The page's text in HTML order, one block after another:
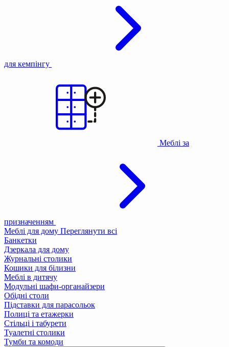
для кемпінгу
Меблі за
призначенням
Меблі для дому Переглянути всі
Банкетки
Дзеркала для дому
Журнальні столики
Кошики для білизни
Меблі в дитячу
Модульні шафи-органайзери
Обідні столи
Підставки для парасольок
Полиці та етажерки
Стільці і табурети
Туалетні столики
Тумби та комоди